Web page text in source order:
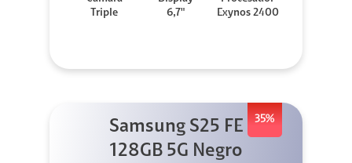
Triple
6,7"
Exynos 2400
35%
Samsung S25 FE
128GB 5G Negro